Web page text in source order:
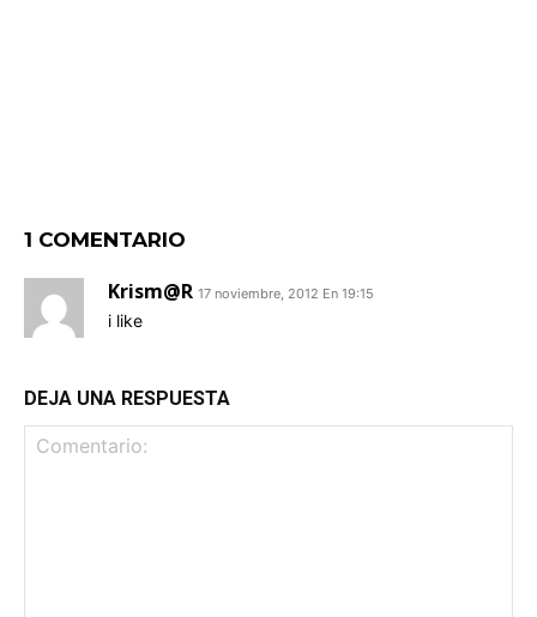
1 COMENTARIO
Krism@r 17 noviembre, 2012 En 19:15
i like
DEJA UNA RESPUESTA